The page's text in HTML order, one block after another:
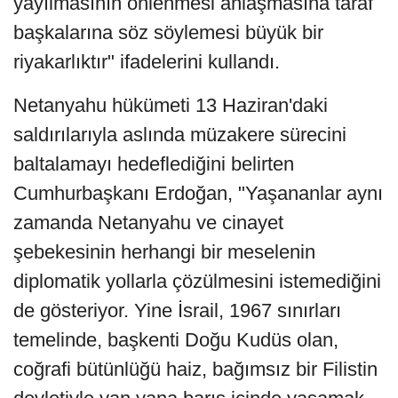
başkalarına söz söylemesi büyük bir
riyakarlıktır" ifadelerini kullandı.
Netanyahu hükümeti 13 Haziran'daki
saldırılarıyla aslında müzakere sürecini
baltalamayı hedeflediğini belirten
Cumhurbaşkanı Erdoğan, "Yaşananlar aynı
zamanda Netanyahu ve cinayet
şebekesinin herhangi bir meselenin
diplomatik yollarla çözülmesini istemediğini
de gösteriyor. Yine İsrail, 1967 sınırları
temelinde, başkenti Doğu Kudüs olan,
coğrafi bütünlüğü haiz, bağımsız bir Filistin